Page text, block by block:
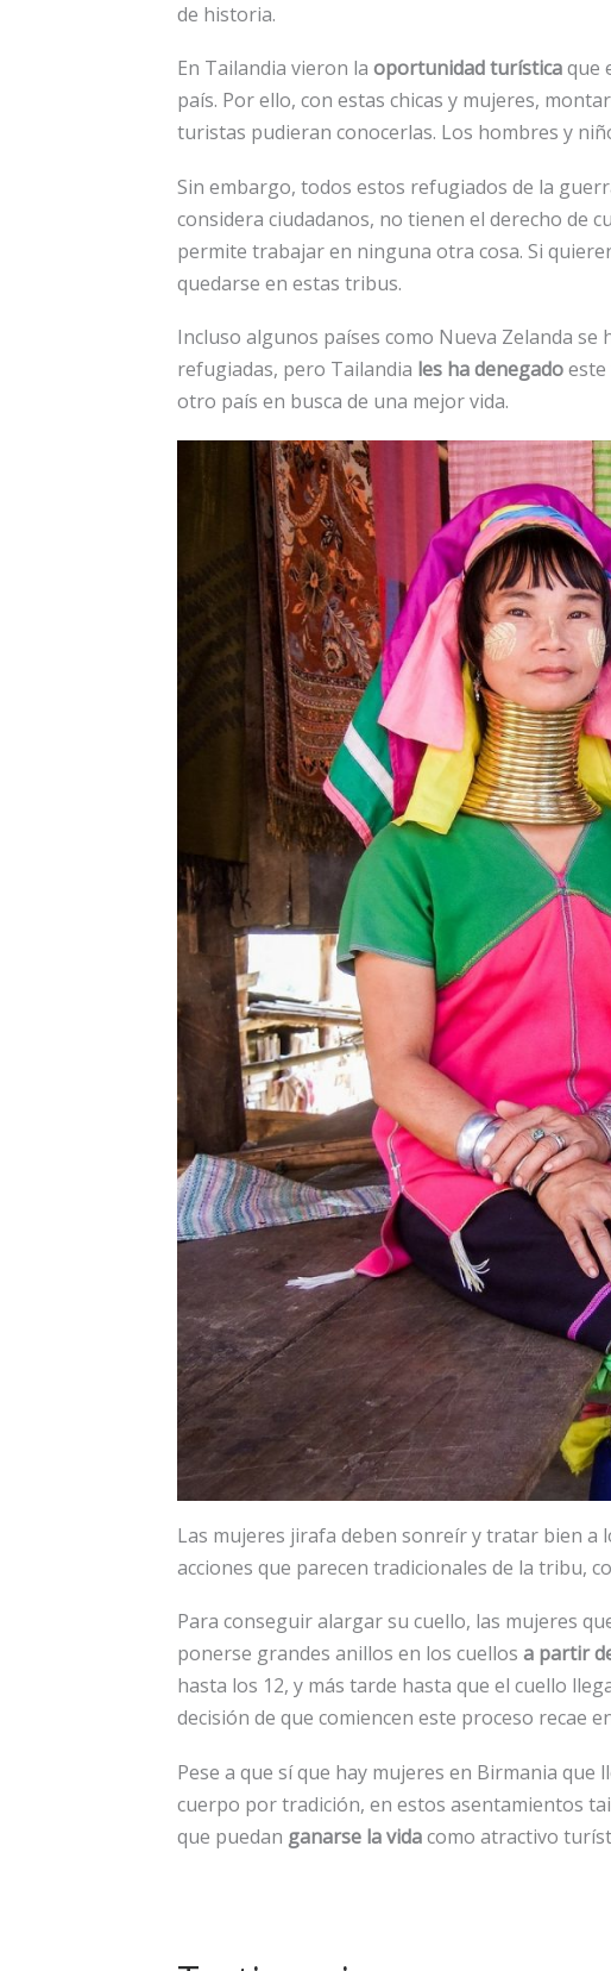
de historia.
En Tailandia vieron la oportunidad turísticaque
país. Por ello, con estas chicas y mujeres,
turistas pudieran conocerlas. Los hombres y
Sin embargo, todos estos refugiados de la
considera ciudadanos, no tienen el derecho de
permite trabajar en ninguna otra cosa. Si
quedarse en estas tribus.
Incluso algunos países como Nueva Zelanda se
refugiadas, pero Tailandia les ha denegadoeste
otro país en busca de una mejor vida.
Las mujeres jirafa deben sonreír y tratar bien a
acciones que parecen tradicionales de la tribu,
Para conseguir alargar su cuello, las mujeres
ponerse grandes anillos en los cuellos a partir
hasta los 12, y más tarde hasta que el cuello
decisión de que comiencen este proceso recae
Pese a que sí que hay mujeres en Birmania
cuerpo por tradición, en estos asentamientos
que puedan ganarse la vidacomo atractivo